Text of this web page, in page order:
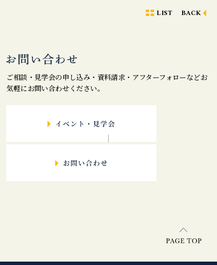
LIST BACK
ご相談・見学会の申し込み・資料請求・アフターフォローなどお
気軽にお問い合わせください。